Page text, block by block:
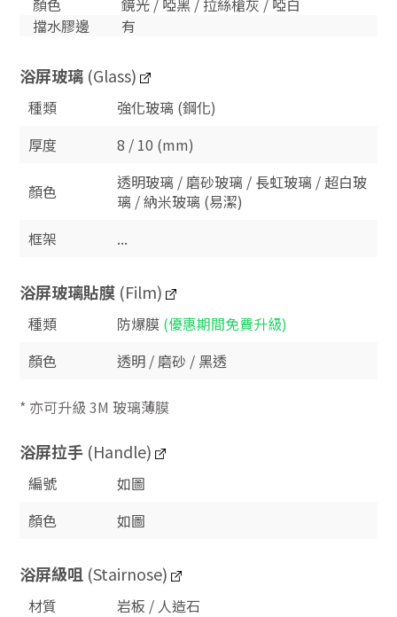
擋水膠邊
有
浴屏玻璃 (Glass)
種類
強化玻璃 (鋼化)
厚度
8 / 10 (mm)
顏色
透明玻璃 / 磨砂玻璃 / 長虹玻璃 / 超白玻
璃 / 納米玻璃 (易潔)
框架
...
浴屏玻璃貼膜 (Film)
種類 防爆膜 (優惠期間免費升級)
顏色
透明 / 磨砂 / 黑透
* 亦可升級 3M 玻璃薄膜
浴屏拉手 (Handle)
編號
如圖
顏色
如圖
浴屏級咀 (Stairnose)
材質
岩板 / 人造石